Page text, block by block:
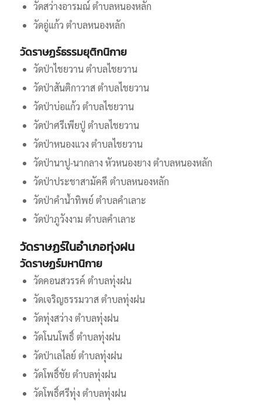
วัดสว่างอารมณ์ ตำบลหนองหลัก
วัดอู่แก้ว ตำบลหนองหลัก
วัดราษฏร์ธรรมยุติกนิกาย
วัดป่าไชยวาน ตำบลไชยวาน
วัดป่าสันติกาวาส ตำบลไชยวาน
วัดป่าบ่อแก้ว ตำบลไชยวาน
วัดป่าศรีเพียปู่ ตำบลไชยวาน
วัดป่าหนองแวง ตำบลไชยวาน
วัดป่านาปู-นากลาง หัวหนองยาง ตำบลหนองหลัก
วัดป่าประชาสามัคคี ตำบลหนองหลัก
วัดป่าคำน้ำทิพย์ ตำบลคำเลาะ
วัดป่าภูวังงาม ตำบลคำเลาะ
วัดราษฏร์ในอำเภอทุ่งฝน
วัดราษฏร์มหานิกาย
วัดคอนสวรรค์ ตำบลทุ่งฝน
วัดเจริญธรรมวาส ตำบลทุ่งฝน
วัดทุ่งสว่าง ตำบลทุ่งฝน
วัดโนนโพธิ์ ตำบลทุ่งฝน
วัดป่าเลไลย์ ตำบลทุ่งฝน
วัดโพธิ์ชัย ตำบลทุ่งฝน
วัดโพธิ์ศรีทุ่ง ตำบลทุ่งฝน